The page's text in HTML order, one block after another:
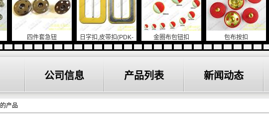
四件套急钮
日字扣,皮带扣(PDK-
904))
金圈布包钮扣 包布按扣
公司信息 产品列表 新闻动态
的产品